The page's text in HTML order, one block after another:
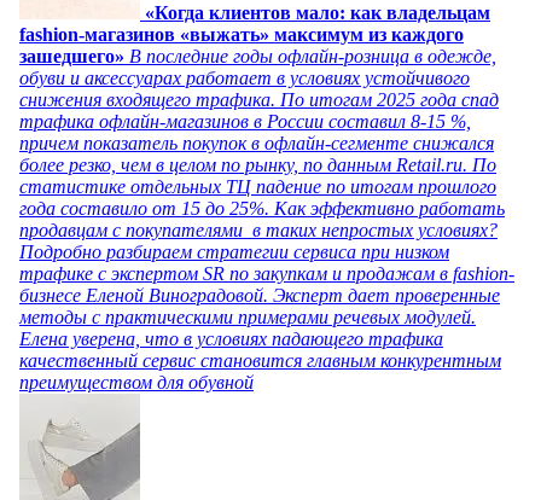
«Когда клиентов мало: как владельцам
fashion-магазинов «выжать» максимум из каждого
зашедшего» В последние годы офлайн-розница в одежде,
обуви и аксессуарах работает в условиях устойчивого
снижения входящего трафика. По итогам 2025 года спад
трафика офлайн-магазинов в России составил 8-15 %,
причем показатель покупок в офлайн-сегменте снижался
более резко, чем в целом по рынку, по данным Retail.ru. По
статистике отдельных ТЦ падение по итогам прошлого
года составило от 15 до 25%. Как эффективно работать
продавцам с покупателями в таких непростых условиях?
Подробно разбираем стратегии сервиса при низком
трафике с экспертом SR по закупкам и продажам в fashion-
бизнесе Еленой Виноградовой. Эксперт дает проверенные
методы с практическими примерами речевых модулей.
Елена уверена, что в условиях падающего трафика
качественный сервис становится главным конкурентным
преимуществом для обувной